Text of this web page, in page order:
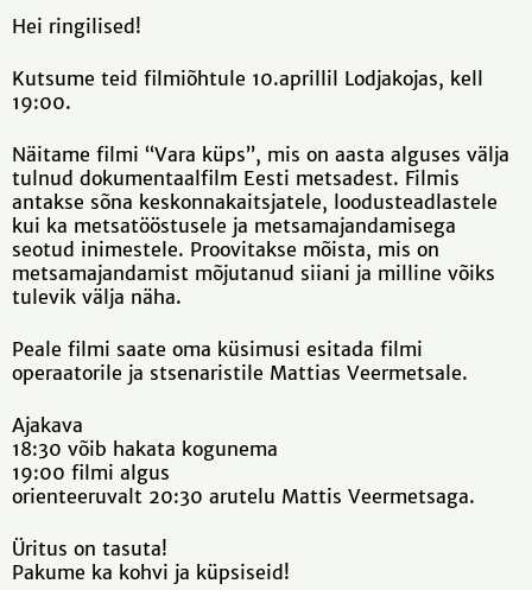
Hei ringilised!
Kutsume teid filmiõhtule 10.aprillil Lodjakojas, kell
19:00.
Näitame filmi “Vara küps”, mis on aasta alguses välja
tulnud dokumentaalfilm Eesti metsadest. Filmis
antakse sõna keskonnakaitsjatele, loodusteadlastele
kui ka metsatööstusele ja metsamajandamisega
seotud inimestele. Proovitakse mõista, mis on
metsamajandamist mõjutanud siiani ja milline võiks
tulevik välja näha.
Peale filmi saate oma küsimusi esitada filmi
operaatorile ja stsenaristile Mattias Veermetsale.
Ajakava
18:30 võib hakata kogunema
19:00 filmi algus
orienteeruvalt 20:30 arutelu Mattis Veermetsaga.
Üritus on tasuta!
Pakume ka kohvi ja küpsiseid!